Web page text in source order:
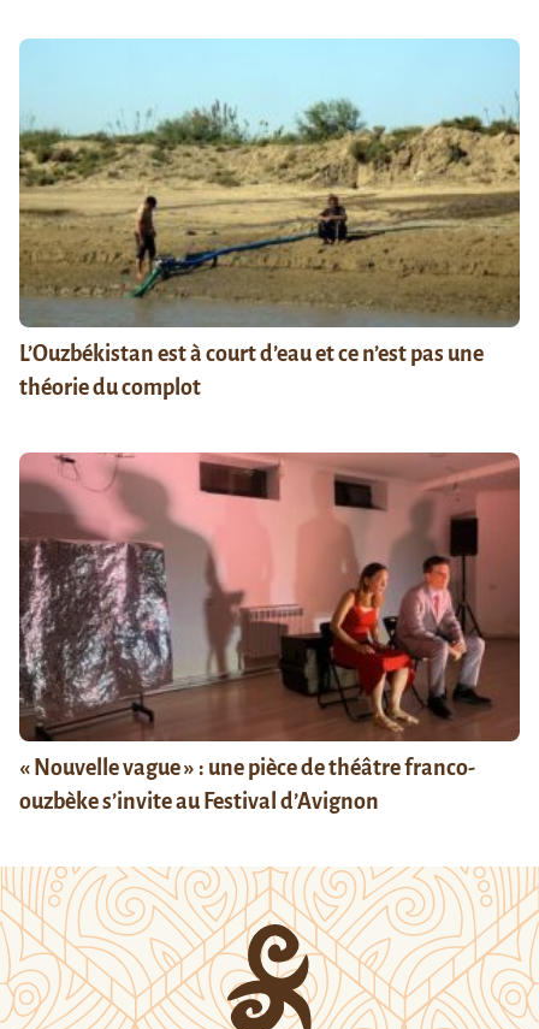
L’Ouzbékistan est à court d’eau et ce n’est pas une
théorie du complot
« Nouvelle vague » : une pièce de théâtre franco-
ouzbèke s’invite au Festival d’Avignon